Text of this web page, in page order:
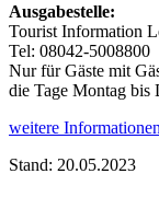
Ausgabestelle:
Tourist Information
Tel: 08042-5008800
Nur für Gäste mit
die Tage Montag bis
weitere Informationen
Stand: 20.05.2023